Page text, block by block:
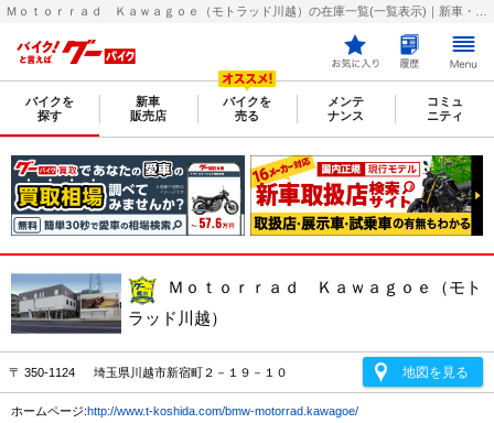
バイクを
探す
新車
販売店
バイクを
売る
メンテ
ナンス
コミュ
ニティ
Ｍｏｔｏｒｒａｄ Ｋａｗａｇｏｅ（モト
ラッド川越）
〒 350-1124 埼玉県川越市新宿町２－１９－１０ 地図を見る
ホームページ:http://www.t-koshida.com/bmw-motorrad.kawagoe/